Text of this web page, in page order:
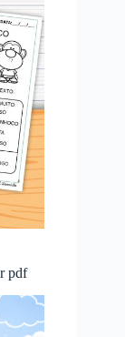
pdf